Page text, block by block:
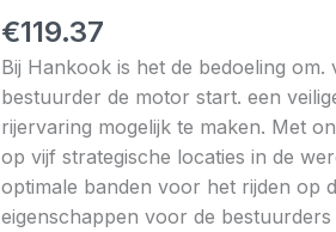
€119.37
Bij Hankook is het de bedoeling
bestuurder de motor start. een
rijervaring mogelijk te maken. Met
op vijf strategische locaties in de
optimale banden voor het rijden op
eigenschappen voor de